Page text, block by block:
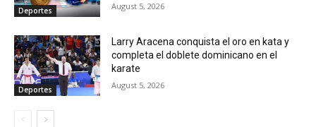
Deportes August 5, 2026
Deportes
Larry Aracena conquista el oro en kata y
completa el doblete dominicano en el
karate
August 5, 2026